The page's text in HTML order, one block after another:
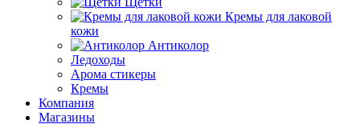
Кремы для лаковой
кожи
Антиколор
Ледоходы
Арома стикеры
Кремы
Компания
Магазины